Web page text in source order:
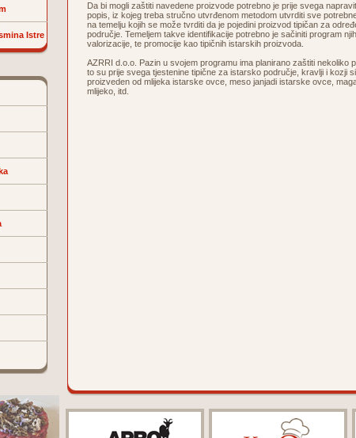
Istre
Da bi mogli zaštiti navedene proizvode potrebno je prije svega
popis, iz kojeg treba stručno utvrđenom metodom utvrditi sve
na temelju kojih se može tvrditi da je pojedini proizvod tipičan za
područje. Temeljem takve identifikacije potrebno je sačiniti program
valorizacije, te promocije kao tipičnih istarskih proizvoda.
AZRRI d.o.o. Pazin u svojem programu ima planirano zaštiti nekoliko
to su prije svega tjestenine tipične za istarsko područje, kravlji i kozji
proizveden od mlijeka istarske ovce, meso janjadi istarske ovce,
mlijeko, itd.